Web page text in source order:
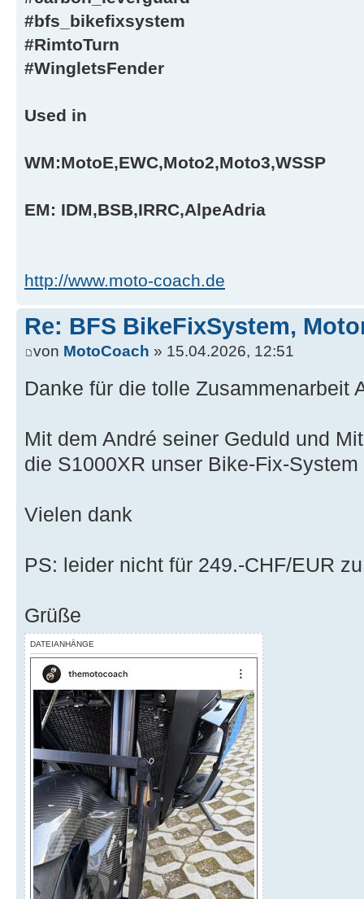
#bfs_bikefixsystem
#RimtoTurn
#WingletsFender
Used in
WM:MotoE,EWC,Moto2,Moto3,WSSP
EM: IDM,BSB,IRRC,AlpeAdria
http://www.moto-coach.de
Re: BFS BikeFixSystem,
von MotoCoach » 15.04.2026, 12:51
Danke für die tolle Zusammenarbeit
Mit dem André seiner Geduld und
die S1000XR unser Bike-Fix-
Vielen dank
PS: leider nicht für 249.-CHF/EUR
Grüße
DATEIANHÄNGE